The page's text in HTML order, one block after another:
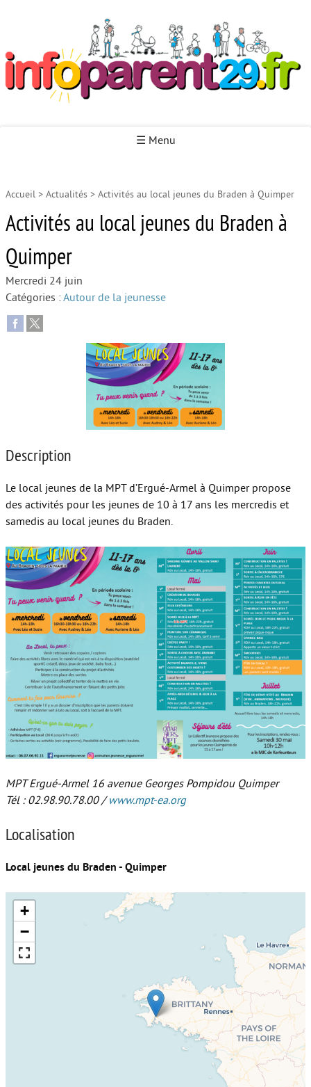
☰ Menu
Accueil
Autour de la naissance
Autour de la jeunesse
Protéger les enfants
Face au handicap
Face au deuil
Aide aux parents
Accueil > Actualités > Activités au local jeunes du Braden à Quimper
Activités au local jeunes du Braden à
Quimper
Mercredi 24 juin
Catégories :Autour de la jeunesse
Description
Le local jeunes de la MPT d’Ergué-Armel à Quimper propose
des activités pour les jeunes de 10 à 17 ans les mercredis et
samedis au local jeunes du Braden.
MPT Ergué-Armel 16 avenue Georges Pompidou Quimper
Tél : 02.98.90.78.00 /www.mpt-ea.org
Localisation
Local jeunes du Braden - Quimper
+
−